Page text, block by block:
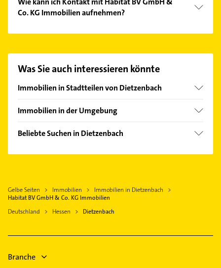
Co. KG Immobilien aufnehmen?
Hier finden Sie alleKontaktdaten
Was Sie auch interessieren könnte
Immobilien in Stadtteilen von Dietzenbach
Hexenberg
Immobilien in der Umgebung
Rödermark
Dreieich
Rodgau
Egelsbach
Dieburg
Babenhausen Hessen
Beliebte Suchen in Dietzenbach
Klempner
Maler
Phoniatrie
Gelbe Seiten Immobilien
Immobilien in Dietzenbach
Habitat BV GmbH & Co. KG Immobilien
Deutschland
Hessen Dietzenbach
Branche